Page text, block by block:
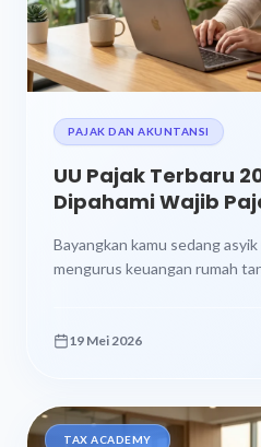
PAJAK DAN AKUNTANSI
UU Pajak Terbaru
Dipahami Wajib
Bayangkan kamu sedang
mengurus keuangan rumah
19 Mei 2026
TAX ACADEMY